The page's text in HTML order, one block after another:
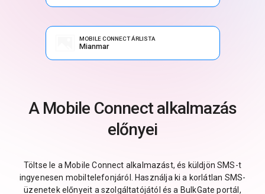
MOBILE CONNECT ÁRLISTA
Mianmar
A Mobile Connect alkalmazás
előnyei
Töltse le a Mobile Connect alkalmazást, és küldjön SMS-t
ingyenesen mobiltelefonjáról. Használja ki a korlátlan SMS-
üzenetek előnyeit a szolgáltatójától és a BulkGate portál,